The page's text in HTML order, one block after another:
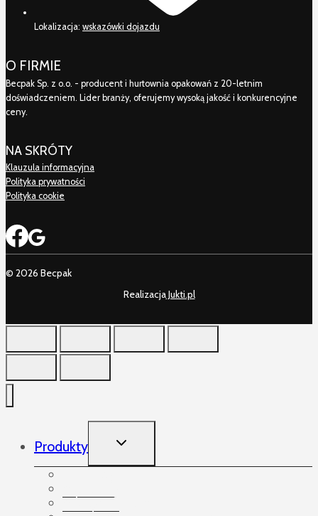
Lokalizacja: wskazówki dojazdu
O FIRMIE
Becpak Sp. z o.o. - producent i hurtownia opakowań z 20-letnim
doświadczeniem. Lider branży, oferujemy wysoką jakość i konkurencyjne
ceny.
NA SKRÓTY
Klauzula informacyjna
Polityka prywatności
Polityka cookie
© 2026 Becpak
RealizacjaJukti.pl
Produkty TOGGLE
CHILD
Arkusze foliowe